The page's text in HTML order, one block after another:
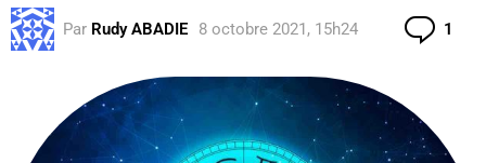
Par Rudy ABADIE 8 octobre 2021, 15h24 1